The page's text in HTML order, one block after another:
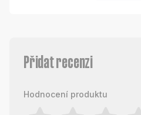
Přidat recenzi
Hodnocení produktu